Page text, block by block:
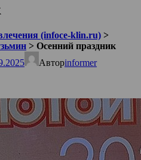
(infoce-klin.ru) >
> Осенний праздник
Авторinformer